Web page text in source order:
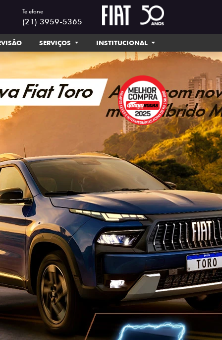
Telefone
(21) 3959-5365
SERVIÇOS INSTITUCIONAL